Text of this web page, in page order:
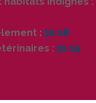
: 30 18
: 31 15